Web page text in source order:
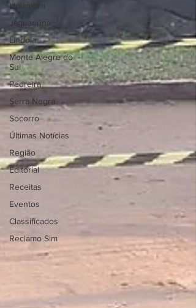
Holambra
Jaguariúna
Lindóia
Monte Alegre do
Sul
Pedreira
Serra Negra
Socorro
Últimas Notícias
Região
Editorial
Receitas
Eventos
Classificados
Reclamo Sim